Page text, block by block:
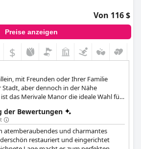
Von 116 $
Preise anzeigen
$
mit Freunden oder Ihrer Familie
Stadt, aber dennoch in der Nähe
das Merivale Manor die ideale Wahl für
warmherzig und modern
jeden Gast zu empfangen.
der Bewertungen
atemberaubendes und charmantes
restauriert und eingerichtet